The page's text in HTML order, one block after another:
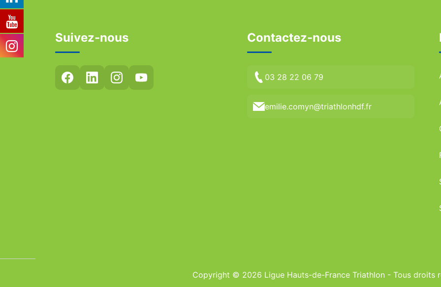
Suivez-nous Contactez-nous
03 28 22 06 79
emilie.comyn@triathlonhdf.fr
Copyright © 2026 Ligue Hauts-de-France Triathlon - Tous droits